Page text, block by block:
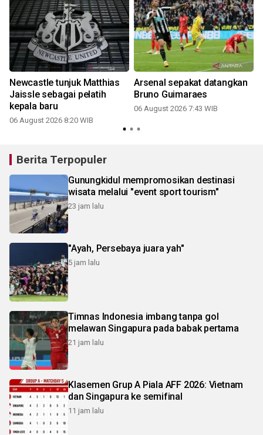
Newcastle tunjuk Matthias
Jaissle sebagai pelatih
kepala baru
06 August 2026 8:20 WIB
Arsenal sepakat datangkan
Bruno Guimaraes
06 August 2026 7:43 WIB
Berita Terpopuler
Gunungkidul mempromosikan destinasi
wisata melalui "event sport tourism"
23 jam lalu
"Ayah, Persebaya juara yah"
5 jam lalu
Timnas Indonesia imbang tanpa gol
melawan Singapura pada babak pertama
21 jam lalu
Klasemen Grup A Piala AFF 2026: Vietnam
dan Singapura ke semifinal
11 jam lalu